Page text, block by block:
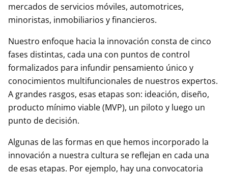
mercados de servicios móviles, automotrices,
minoristas, inmobiliarios y financieros.
Nuestro enfoque hacia la innovación consta de cinco
fases distintas, cada una con puntos de control
formalizados para infundir pensamiento único y
conocimientos multifuncionales de nuestros expertos.
A grandes rasgos, esas etapas son: ideación, diseño,
producto mínimo viable (MVP), un piloto y luego un
punto de decisión.
Algunas de las formas en que hemos incorporado la
innovación a nuestra cultura se reflejan en cada una
de esas etapas. Por ejemplo, hay una convocatoria